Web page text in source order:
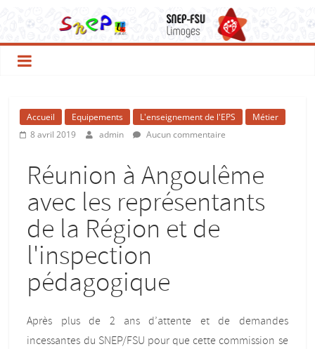
Accueil Equipements L'enseignement de l'EPS
Métier
8 avril 2019
admin Aucun commentaire
Réunion à Angoulême
avec les représentants
de la Région et de
l'inspection
pédagogique
Après plus de 2 ans d’attente et de demandes
incessantes du SNEP/FSU pour que cette commission se